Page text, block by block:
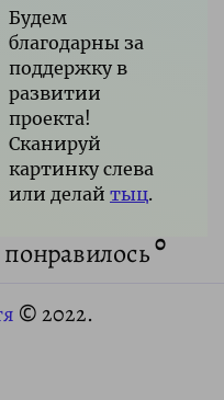
Будем
благодарны за
поддержку в
развитии
проекта!
Сканируй
картинку слева
или делай тыц.
0
© 2022.